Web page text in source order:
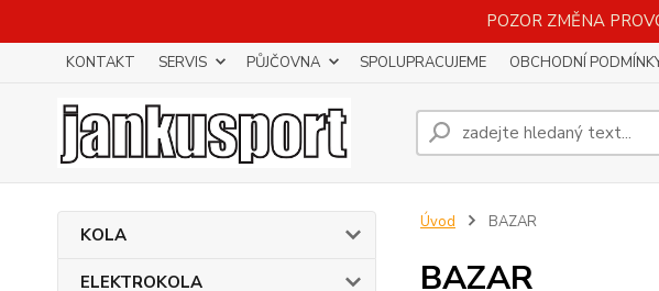
POZOR ZMĚNA
KONTAKT SERVIS PŮJČOVNA SPOLUPRACUJEME OBCHODNÍ
KOLA
ELEKTROKOLA
Úvod BAZAR
BAZAR